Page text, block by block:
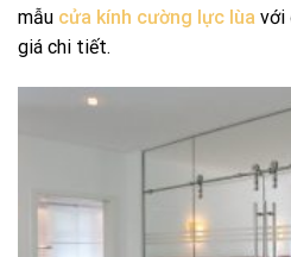
mẫu cửa kính cường lực lùa với
giá chi tiết.